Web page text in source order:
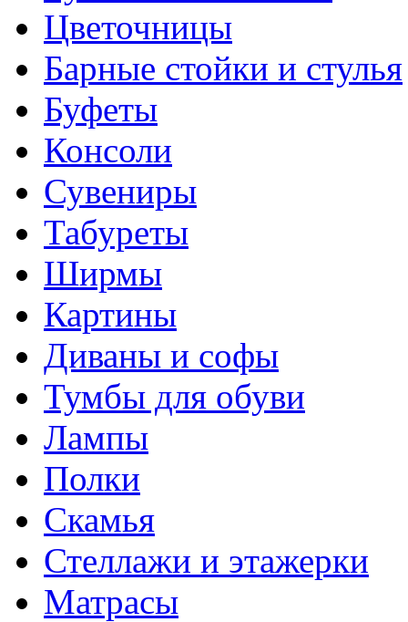
Цветочницы
Барные стойки и стулья
Буфеты
Консоли
Сувениры
Табуреты
Ширмы
Картины
Диваны и софы
Тумбы для обуви
Лампы
Полки
Скамья
Стеллажи и этажерки
Матрасы